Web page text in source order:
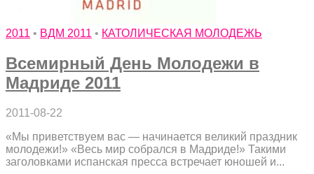
2011 • ВДМ 2011 • КАТОЛИЧЕСКАЯ МОЛОДЕЖЬ
Всемирный День Молодежи в
Мадриде 2011
2011-08-22
«Мы приветствуем вас — начинается великий праздник
молодежи!» «Весь мир собрался в Мадриде!» Такими
заголовками испанская пресса встречает юношей и...